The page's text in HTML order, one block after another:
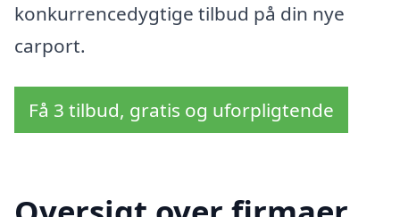
konkurrencedygtige tilbud på din nye
carport.
Få 3 tilbud, gratis og uforpligtende